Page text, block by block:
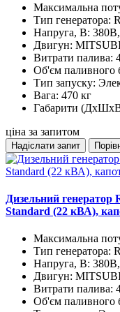
Максимальна
Тип генератора:
Напруга, В:
Двигун:
Витрати палива:
Об'єм паливного
Тип запуску:
Вага: 470 кг
Габарити
ціна за запитом
Надіслати запит
Дизельний
Standard (22 кВА),
Максимальна
Тип генератора:
Напруга, В:
Двигун:
Витрати палива:
Об'єм паливного